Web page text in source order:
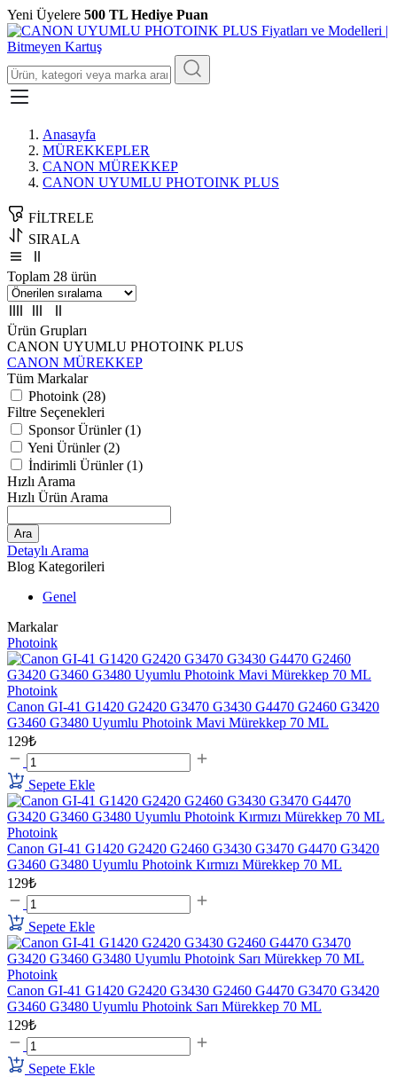
Yeni Üyelere 500 TL Hediye Puan
Anasayfa
MÜREKKEPLER
CANON MÜREKKEP
CANON UYUMLU PHOTOINK PLUS
FİLTRELE
SIRALA
Toplam 28 ürün
Ürün Grupları
CANON UYUMLU PHOTOINK PLUS
CANON MÜREKKEP
Tüm Markalar
Photoink (28)
Filtre Seçenekleri
Sponsor Ürünler (1)
Yeni Ürünler (2)
İndirimli Ürünler (1)
Hızlı Arama
Hızlı Ürün Arama
Ara
Detaylı Arama
Blog Kategorileri
Genel
Markalar
Photoink
Photoink
Canon GI-41 G1420 G2420 G3470 G3430 G4470 G2460 G3420
G3460 G3480 Uyumlu Photoink Mavi Mürekkep 70 ML
129₺
Sepete Ekle
Photoink
Canon GI-41 G1420 G2420 G2460 G3430 G3470 G4470 G3420
G3460 G3480 Uyumlu Photoink Kırmızı Mürekkep 70 ML
129₺
Sepete Ekle
Photoink
Canon GI-41 G1420 G2420 G3430 G2460 G4470 G3470 G3420
G3460 G3480 Uyumlu Photoink Sarı Mürekkep 70 ML
129₺
Sepete Ekle